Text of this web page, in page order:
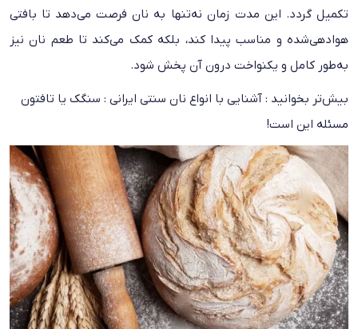
تکمیل گردد. این مدت زمان نه‌تنها به نان فرصت می‌دهد تا بافتی
هوادهی‌شده و مناسب پیدا کند، بلکه کمک می‌کند تا طعم نان نیز
به‌طور کامل و یکنواخت درون آن پخش شود.
بیش‌تر بخوانید : آشنایی با انواع نان سنتی ایرانی : سنگک یا تافتون
مسئله این است!